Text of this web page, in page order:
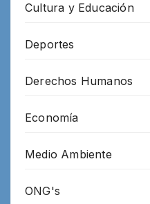
Cultura y Educación
Deportes
Derechos Humanos
Economía
Medio Ambiente
ONG's